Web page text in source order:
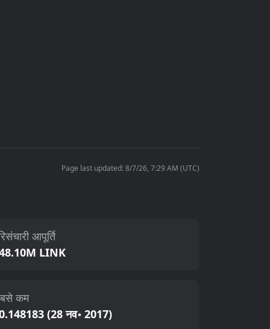
Page last updated: 8/7/26, 7:29 AM (UTC)
आपूर्ति
LINK
कम
(28 नव॰ 2017)